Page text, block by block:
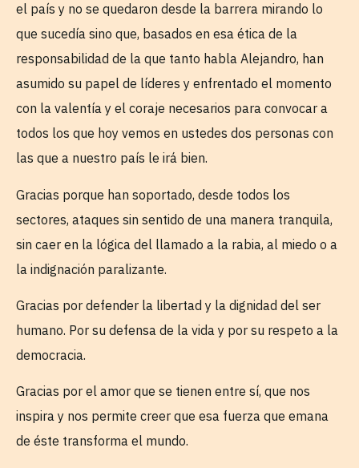
el país y no se quedaron desde la barrera mirando lo
que sucedía sino que, basados en esa ética de la
responsabilidad de la que tanto habla Alejandro, han
asumido su papel de líderes y enfrentado el momento
con la valentía y el coraje necesarios para convocar a
todos los que hoy vemos en ustedes dos personas con
las que a nuestro país le irá bien.
Gracias porque han soportado, desde todos los
sectores, ataques sin sentido de una manera tranquila,
sin caer en la lógica del llamado a la rabia, al miedo o a
la indignación paralizante.
Gracias por defender la libertad y la dignidad del ser
humano. Por su defensa de la vida y por su respeto a la
democracia.
Gracias por el amor que se tienen entre sí, que nos
inspira y nos permite creer que esa fuerza que emana
de éste transforma el mundo.